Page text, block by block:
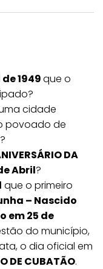
de 1949que o
cidade
povoado de
DA
Abril?
que o primeiro
– Nascido
em 25 de
do município,
o dia oficial em
DE CUBATÃO.